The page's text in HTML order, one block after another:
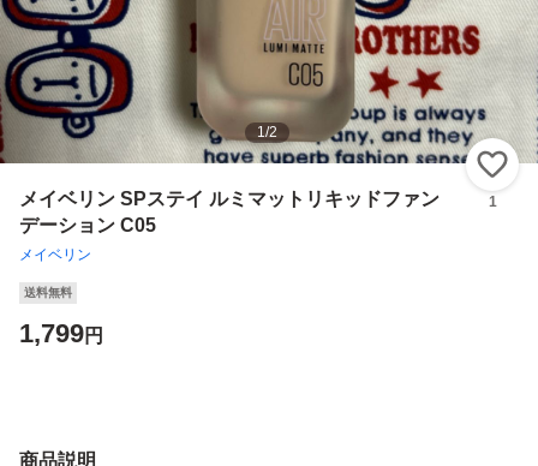
1/2
メイベリン SPステイ ルミマットリキッドファン
デーション C05
メイベリン
1
送料無料
1,799円
商品説明